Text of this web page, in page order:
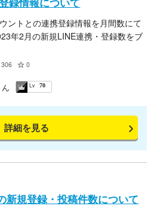
ントとの連携登録情報を月間数にて
年2月の新規LINE連携・登録数をブ
下記URLよりご確認くださいま
306 0
詳細を見る
Lv 70
新規登録・投稿件数について